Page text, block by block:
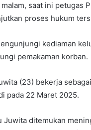
saat ini petugas
proses hukum
kediaman
pemakaman korban.
(23) bekerja
pada 22 Maret 2025.
Juwita ditemukan